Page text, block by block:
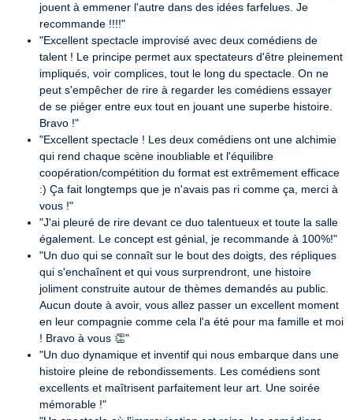
jouent à emmener l'autre dans des idées farfelues. Je
recommande !!!!"
"Excellent spectacle improvisé avec deux comédiens de
talent ! Le principe permet aux spectateurs d'être pleinement
impliqués, voir complices, tout le long du spectacle. On ne
peut s'empêcher de rire à regarder les comédiens essayer
de se piéger entre eux tout en jouant une superbe histoire.
Bravo !"
"Excellent spectacle ! Les deux comédiens ont une alchimie
qui rend chaque scène inoubliable et l'équilibre
coopération/compétition du format est extrêmement efficace
:) Ça fait longtemps que je n'avais pas ri comme ça, merci à
vous !"
"J'ai pleuré de rire devant ce duo talentueux et toute la salle
également. Le concept est génial, je recommande à 100%!"
"Un duo qui se connaît sur le bout des doigts, des répliques
qui s'enchaînent et qui vous surprendront, une histoire
joliment construite autour de thèmes demandés au public.
Aucun doute à avoir, vous allez passer un excellent moment
en leur compagnie comme cela l'a été pour ma famille et moi
! Bravo à vous 👏"
"Un duo dynamique et inventif qui nous embarque dans une
histoire pleine de rebondissements. Les comédiens sont
excellents et maîtrisent parfaitement leur art. Une soirée
mémorable !"